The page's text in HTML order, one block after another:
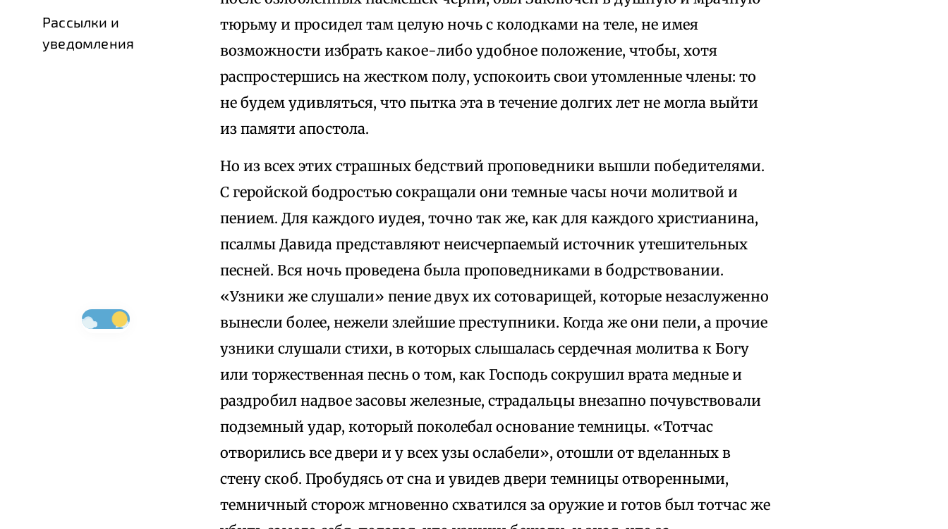
Рассылки и
уведомления
тюрьму и просидел там целую ночь с колодками на теле, не имея
возможности избрать какое-либо удобное положение, чтобы, хотя
распростершись на жестком полу, успокоить свои утомленные члены: то
не будем удивляться, что пытка эта в течение долгих лет не могла выйти
из памяти апостола.
Но из всех этих страшных бедствий проповедники вышли победителями.
С геройской бодростью сокращали они темные часы ночи молитвой и
пением. Для каждого иудея, точно так же, как для каждого христианина,
псалмы Давида представляют неисчерпаемый источник утешительных
песней. Вся ночь проведена была проповедниками в бодрствовании.
«Узники же слушали» пение двух их сотоварищей, которые незаслуженно
вынесли более, нежели злейшие преступники. Когда же они пели, а прочие
узники слушали стихи, в которых слышалась сердечная молитва к Богу
или торжественная песнь о том, как Господь сокрушил врата медные и
раздробил надвое засовы железные, страдальцы внезапно почувствовали
подземный удар, который поколебал основание темницы. «Тотчас
отворились все двери и у всех узы ослабели», отошли от вделанных в
стену скоб. Пробудясь от сна и увидев двери темницы отворенными,
темничный сторож мгновенно схватился за оружие и готов был тотчас же